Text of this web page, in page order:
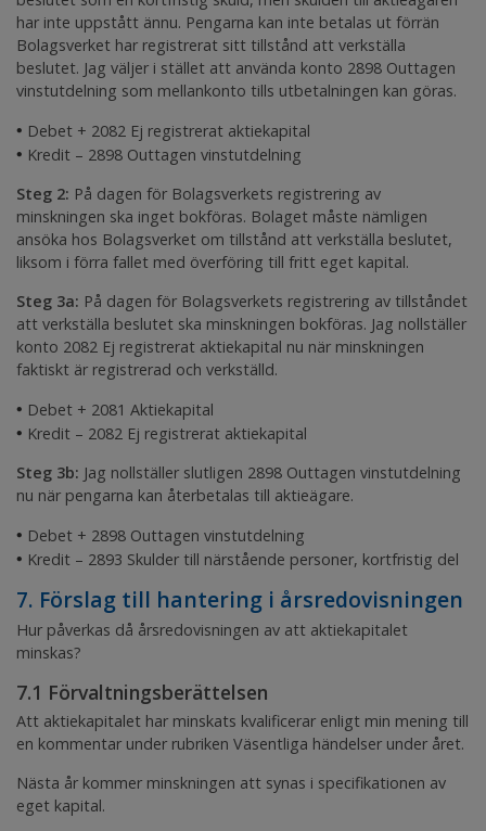
har inte uppstått ännu. Pengarna kan inte betalas ut förrän
Bolagsverket har registrerat sitt tillstånd att verkställa
beslutet. Jag väljer i stället att använda konto 2898 Outtagen
vinstutdelning som mellankonto tills utbetalningen kan göras.
• Debet + 2082 Ej registrerat aktiekapital
• Kredit – 2898 Outtagen vinstutdelning
Steg 2: På dagen för Bolagsverkets registrering av
minskningen ska inget bokföras. Bolaget måste nämligen
ansöka hos Bolagsverket om tillstånd att verkställa beslutet,
liksom i förra fallet med överföring till fritt eget kapital.
Steg 3a: På dagen för Bolagsverkets registrering av tillståndet
att verkställa beslutet ska minskningen bokföras. Jag nollställer
konto 2082 Ej registrerat aktiekapital nu när minskningen
faktiskt är registrerad och verkställd.
• Debet + 2081 Aktiekapital
• Kredit – 2082 Ej registrerat aktiekapital
Steg 3b: Jag nollställer slutligen 2898 Outtagen vinstutdelning
nu när pengarna kan återbetalas till aktieägare.
• Debet + 2898 Outtagen vinstutdelning
• Kredit – 2893 Skulder till närstående personer, kortfristig del
7. Förslag till hantering i årsredovisningen
Hur påverkas då årsredovisningen av att aktiekapitalet
minskas?
7.1 Förvaltningsberättelsen
Att aktiekapitalet har minskats kvalificerar enligt min mening till
en kommentar under rubriken Väsentliga händelser under året.
Nästa år kommer minskningen att synas i specifikationen av
eget kapital.